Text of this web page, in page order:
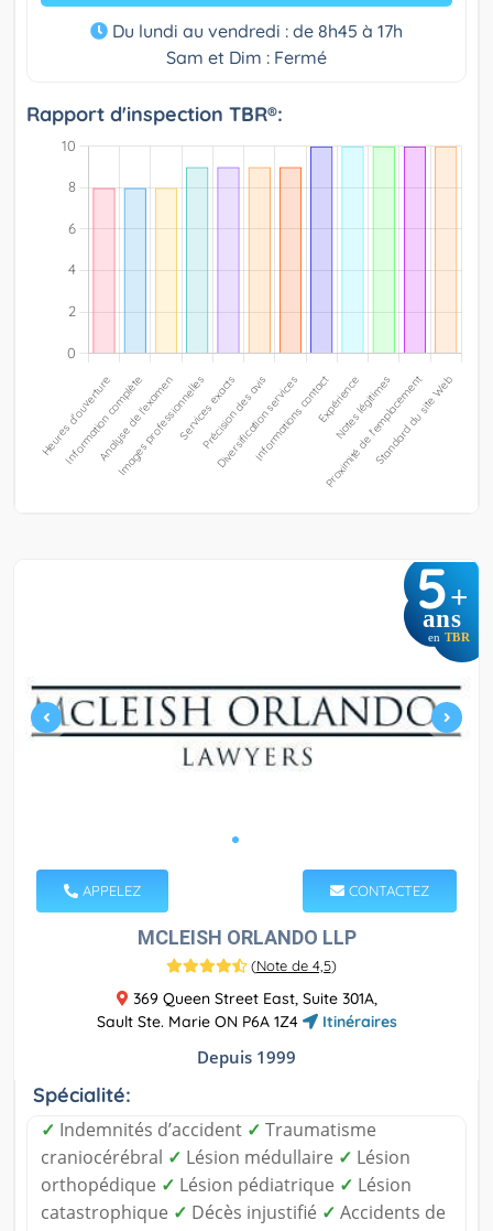
Du lundi au vendredi : de 8h45 à 17h
Sam et Dim : Fermé
Rapport d'inspection TBR®:
5+
ans
en TBR
APPELEZ CONTACTEZ
MCLEISH ORLANDO LLP
(Note de 4,5)
369 Queen Street East, Suite 301A,
Sault Ste. Marie ON P6A 1Z4
Itinéraires
Depuis 1999
Spécialité:
✓ Indemnités d’accident ✓ Traumatisme
craniocérébral ✓ Lésion médullaire ✓ Lésion
orthopédique ✓ Lésion pédiatrique ✓ Lésion
catastrophique ✓ Décès injustifié ✓ Accidents de